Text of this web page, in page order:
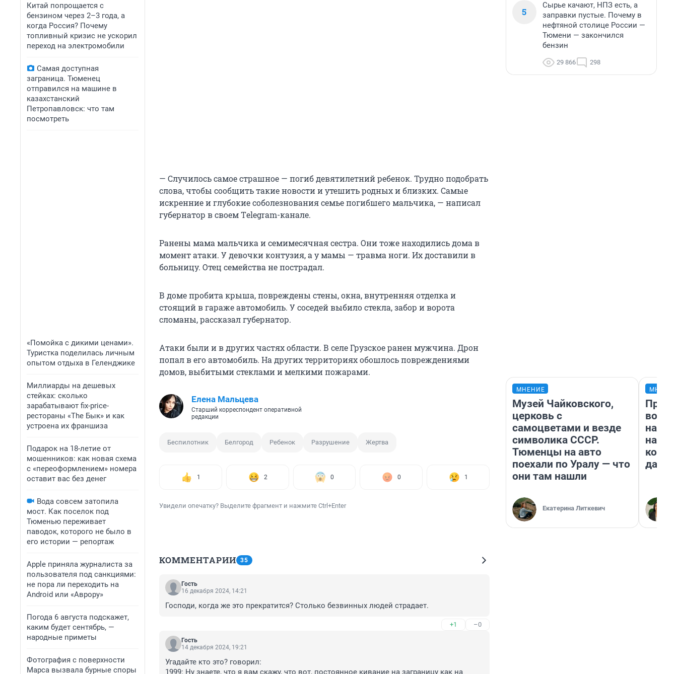
Китай попрощается с
бензином через 2–3 года, а
когда Россия? Почему
топливный кризис не ускорил
переход на электромобили
Самая доступная
заграница. Тюменец
отправился на машине в
казахстанский
Петропавловск: что там
посмотреть
«Помойка с дикими ценами».
Туристка поделилась личным
опытом отдыха в Геленджике
Миллиарды на дешевых
стейках: сколько
зарабатывают fix-price-
рестораны «The Бык» и как
устроена их франшиза
Подарок на 18-летие от
мошенников: как новая схема
с «переоформлением» номера
оставит вас без денег
Вода совсем затопила
мост. Как поселок под
Тюменью переживает
паводок, которого не было в
его истории — репортаж
Apple приняла журналиста за
пользователя под санкциями:
не пора ли переходить на
Android или «Аврору»
Погода 6 августа подскажет,
каким будет сентябрь, —
народные приметы
Фотография с поверхности
Марса вызвала бурные споры
— Случилось самое страшное — погиб девятилетний ребенок. Трудно подобрать
слова, чтобы сообщить такие новости и утешить родных и близких. Самые
искренние и глубокие соболезнования семье погибшего мальчика, — написал
губернатор в своем Тelegram-канале.
Ранены мама мальчика и семимесячная сестра. Они тоже находились дома в
момент атаки. У девочки контузия, а у мамы — травма ноги. Их доставили в
больницу. Отец семейства не пострадал.
В доме пробита крыша, повреждены стены, окна, внутренняя отделка и
стоящий в гараже автомобиль. У соседей выбило стекла, забор и ворота
сломаны, рассказал губернатор.
Атаки были и в других частях области. В селе Грузское ранен мужчина. Дрон
попал в его автомобиль. На других территориях обошлось повреждениями
домов, выбитыми стеклами и мелкими пожарами.
Елена Мальцева
Старший корреспондент оперативной
редакции
Беспилотник Белгород Ребенок Разрушение Жертва
1 2 0 0 1
Увидели опечатку? Выделите фрагмент и нажмите Ctrl+Enter
КОММЕНТАРИИ 35
Гость
16 декабря 2024, 14:21
Господи, когда же это прекратится? Столько безвинных людей страдает.
+1 –0
Гость
14 декабря 2024, 19:21
Угадайте кто это? говорил:
1999: Ну знаете, что я вам скажу, что вот, постоянное кивание на заграницу как на
5
Сырье качают, НПЗ есть, а
заправки пустые. Почему в
нефтяной столице России —
Тюмени — закончился
бензин
29 866 298
МНЕНИЕ
Музей Чайковского,
церковь с
самоцветами и везде
символика СССР.
Тюменцы на авто
поехали по Уралу — что
они там нашли
Екатерина Литкевич
нам
даже